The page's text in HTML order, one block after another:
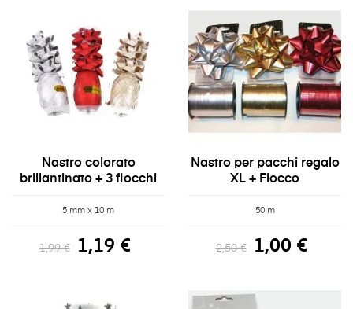
Nastro colorato
brillantinato + 3 fiocchi
5 mm x 10 m
1,99 € 1,19 €
Nastro per pacchi regalo
XL + Fiocco
50 m
2,50 € 1,00 €